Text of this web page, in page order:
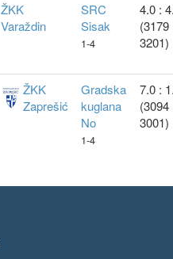
ŽKK
Varaždin
SRC
Sisak
1-4
4.0 :
(3179
3201)
ŽKK
Zaprešić
Gradska
kuglana
No
1-4
7.0 :
(3094
3001)